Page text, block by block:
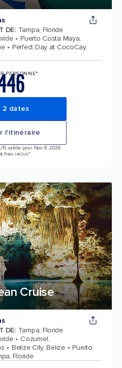
DE: Tampa, Floride
Puerto Costa Maya,
Perfect Day at CocoCay,
PERSONNE*
2 dates
l'itinéraire
valide pour Nov 8, 2026
frais inclus.*
Cruise
DE: Tampa, Floride
Cozumel,
Belize City, Belize
Puerto
Floride